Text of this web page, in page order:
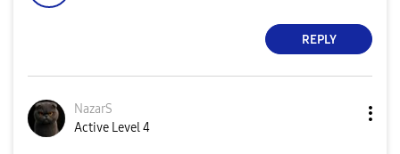
REPLY
NazarS
Active Level 4